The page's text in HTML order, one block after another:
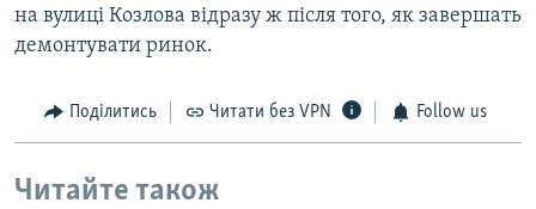
на вулиці Козлова відразу ж після того, як завершать
демонтувати ринок.
Поділитись Читати без VPN Follow us
Читайте також